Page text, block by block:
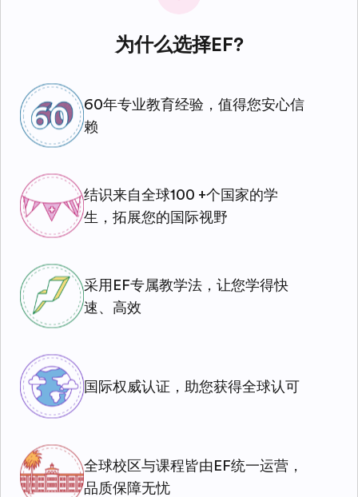
为什么选择EF?
60年专业教育经验，值得您安心信
赖
结识来自全球100 +个国家的学
生，拓展您的国际视野
采用EF专属教学法，让您学得快
速、高效
国际权威认证，助您获得全球认可
全球校区与课程皆由EF统一运营，
品质保障无忧